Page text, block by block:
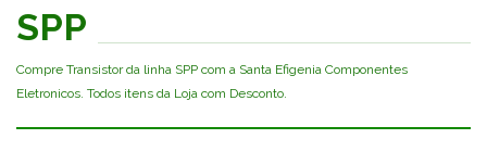
SPP
Compre Transistor da linha SPP com a Santa Efigenia Componentes
Eletronicos. Todos itens da Loja com Desconto.